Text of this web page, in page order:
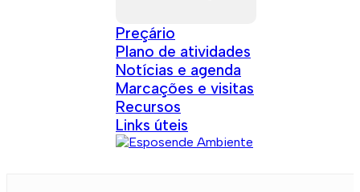
Preçário
Plano de atividades
Notícias e agenda
Marcações e visitas
Recursos
Links úteis